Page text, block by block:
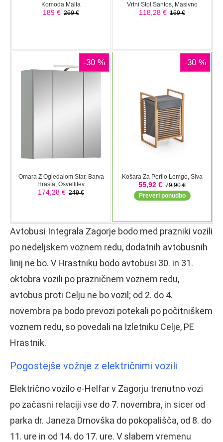
Avtobusi Integrala Zagorje bodo med prazniki vozili
po nedeljskem voznem redu, dodatnih avtobusnih
linij ne bo. V Hrastniku bodo avtobusi 30. in 31.
oktobra vozili po prazničnem voznem redu,
avtobus proti Celju ne bo vozil; od 2. do 4.
novembra pa bodo prevozi potekali po počitniškem
voznem redu, so povedali na Izletniku Celje, PE
Hrastnik.
Pogostejše vožnje z električnimi vozili
Električno vozilo e-Helfar v Zagorju trenutno vozi
po začasni relaciji vse do 7. novembra, in sicer od
parka dr. Janeza Drnovška do pokopališča, od 8. do
11. ure in od 14. do 17. ure. V slabem vremenu